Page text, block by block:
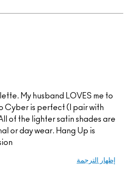
My husband LOVES me to
Cyber is perfect (I pair with
of the lighter satin shades are
or day wear. Hang Up is
إظهار الترجمة